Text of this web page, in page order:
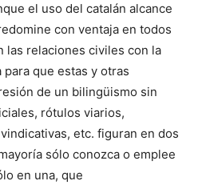
el uso del catalán alcance
con ventaja en todos
las relaciones civiles con la
que estas y otras
de un bilingüismo sin
rótulos viarios,
etc. figuran en dos
sólo conozca o emplee
en una, que